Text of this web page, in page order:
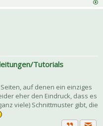
Tutorials
auf denen ein einziges
eher den Eindruck, dass es
viele) Schnittmuster gibt, die